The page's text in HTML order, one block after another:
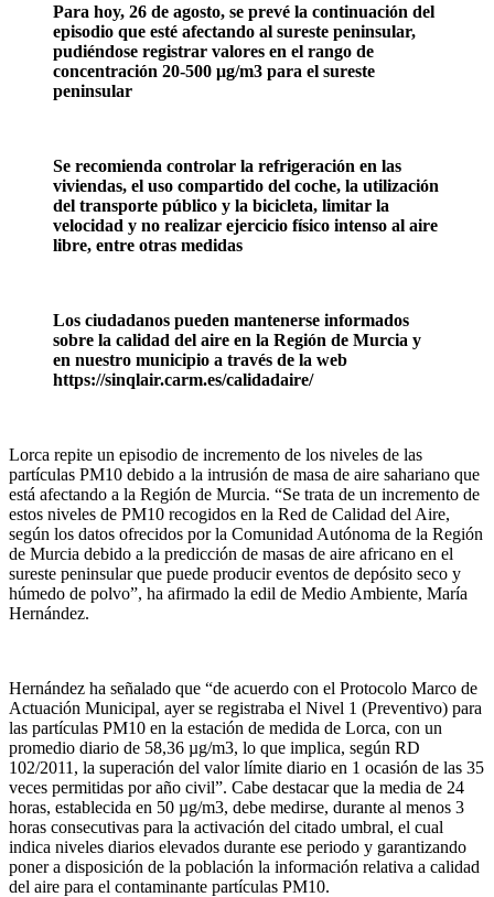
Para hoy, 26 de agosto, se prevé la continuación del
episodio que esté afectando al sureste peninsular,
pudiéndose registrar valores en el rango de
concentración 20-500 μg/m3 para el sureste
peninsular
Se recomienda controlar la refrigeración en las
viviendas, el uso compartido del coche, la utilización
del transporte público y la bicicleta, limitar la
velocidad y no realizar ejercicio físico intenso al aire
libre, entre otras medidas
Los ciudadanos pueden mantenerse informados
sobre la calidad del aire en la Región de Murcia y
en nuestro municipio a través de la web
https://sinqlair.carm.es/calidadaire/
Lorca repite un episodio de incremento de los niveles de las
partículas PM10 debido a la intrusión de masa de aire sahariano que
está afectando a la Región de Murcia. “Se trata de un incremento de
estos niveles de PM10 recogidos en la Red de Calidad del Aire,
según los datos ofrecidos por la Comunidad Autónoma de la Región
de Murcia debido a la predicción de masas de aire africano en el
sureste peninsular que puede producir eventos de depósito seco y
húmedo de polvo”, ha afirmado la edil de Medio Ambiente, María
Hernández.
Hernández ha señalado que “de acuerdo con el Protocolo Marco de
Actuación Municipal, ayer se registraba el Nivel 1 (Preventivo) para
las partículas PM10 en la estación de medida de Lorca, con un
promedio diario de 58,36 µg/m3, lo que implica, según RD
102/2011, la superación del valor límite diario en 1 ocasión de las 35
veces permitidas por año civil”. Cabe destacar que la media de 24
horas, establecida en 50 µg/m3, debe medirse, durante al menos 3
horas consecutivas para la activación del citado umbral, el cual
indica niveles diarios elevados durante ese periodo y garantizando
poner a disposición de la población la información relativa a calidad
del aire para el contaminante partículas PM10.